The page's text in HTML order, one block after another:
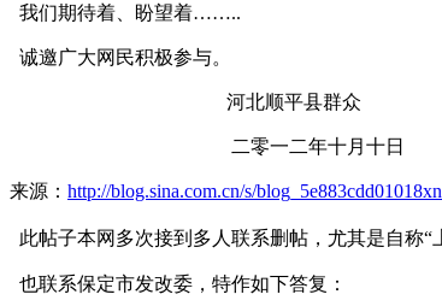
我们期待着、盼望着……..
诚邀广大网民积极参与。
河北顺平县群众
二零一二年十月十日
来源： http://blog.sina.com.cn/s/
此帖子本网多次接到多人联系删帖，尤其是自称“
也联系保定市发改委，特作如下答复：